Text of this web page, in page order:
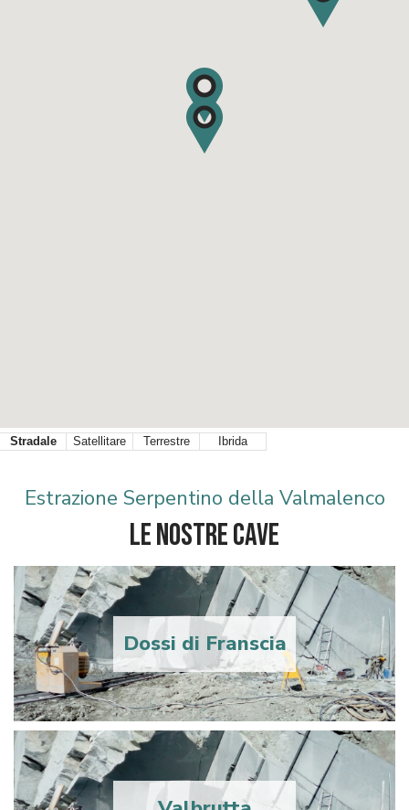
Stradale Satellitare Terrestre Ibrida
Estrazione Serpentino della Valmalenco
Le nostre cave
Dossi di Franscia